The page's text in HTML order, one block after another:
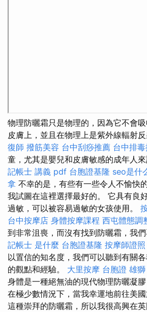
物理防曬霜只是物理的，因為它不會
皮膚上，並且在物理上是紫外線輻射反
復師 撥筋美容 台中刮痧推薦 台中排
童，尤其是嬰兒和皮膚敏感的成年人來
記帳士 講義 pdf 台胞證基隆 seo是什
拿 不幸的是，有些有一些令人不愉快
我試圖在這裡選擇最好的。 它具有良
過敏，可以被容易過敏的女孩使用。
台中按摩店 身體按摩課程 西屯體態調
到非常沮喪，而沒有找到防曬霜，我們
記帳士 是什麼 台胞證基隆 按摩師證照
以置信的知名度，我們可以聽到有關
的觀點和經驗。 大里按摩 台胞證 雄獅
身體是一種絕無油的現代物理防曬凝膠
在極少數情況下，當我幸運地前往美
這種崇拜的防曬霜，所以我很高興在